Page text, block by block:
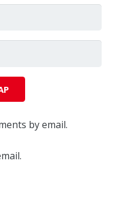
by email.